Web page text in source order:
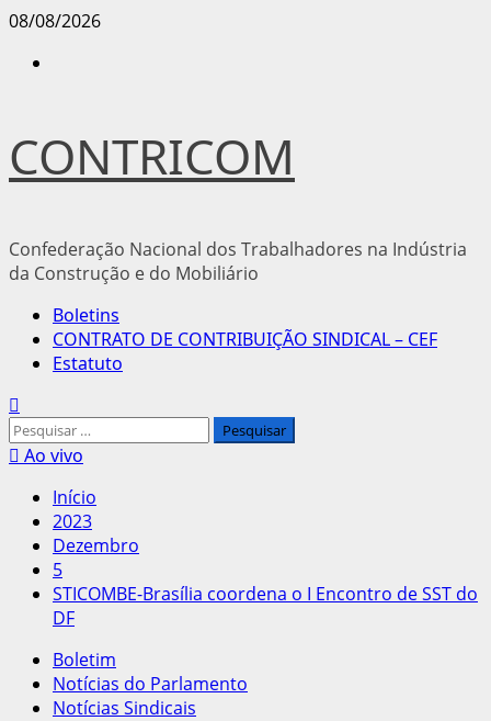
Avançar
08/08/2026
CONTRICOM
Confederação Nacional dos Trabalhadores na Indústria
da Construção e do Mobiliário
Menu
principal
Boletins
CONTRATO DE CONTRIBUIÇÃO SINDICAL – CEF
Estatuto
Pesquisar
por:Ao vivo
Início
2023
Dezembro
5
STICOMBE-Brasília coordena o I Encontro de SST do
DF
Boletim
Notícias do Parlamento
Notícias Sindicais